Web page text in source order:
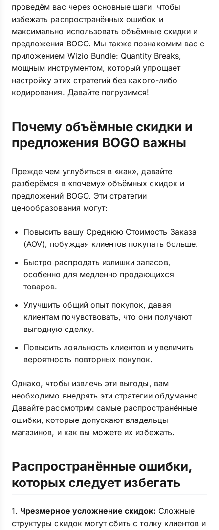
проведём вас через основные шаги, чтобы
избежать распространённых ошибок и
максимально использовать объёмные скидки и
предложения BOGO. Мы также познакомим вас с
приложением Wizio Bundle: Quantity Breaks,
мощным инструментом, который упрощает
настройку этих стратегий без какого-либо
кодирования. Давайте погрузимся!
Почему объёмные скидки и
предложения BOGO важны
Прежде чем углубиться в «как», давайте
разберёмся в «почему» объёмных скидок и
предложений BOGO. Эти стратегии
ценообразования могут:
Повысить вашу Среднюю Стоимость Заказа
(AOV), побуждая клиентов покупать больше.
Быстро распродать излишки запасов,
особенно для медленно продающихся
товаров.
Улучшить общий опыт покупок, давая
клиентам почувствовать, что они получают
выгодную сделку.
Повысить лояльность клиентов и увеличить
вероятность повторных покупок.
Однако, чтобы извлечь эти выгоды, вам
необходимо внедрять эти стратегии обдуманно.
Давайте рассмотрим самые распространённые
ошибки, которые допускают владельцы
магазинов, и как вы можете их избежать.
Распространённые ошибки,
которых следует избегать
1. Чрезмерное усложнение скидок: Сложные
структуры скидок могут сбить с толку клиентов и